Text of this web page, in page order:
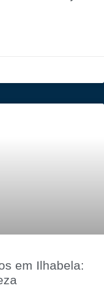
em Ilhabela: